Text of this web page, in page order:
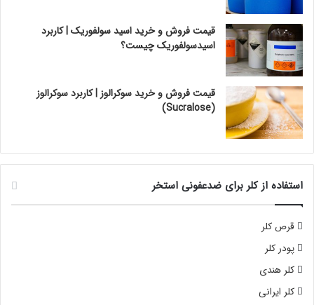
قیمت فروش و خرید اسید سولفوریک | کاربرد
اسیدسولفوریک چیست؟
قیمت فروش و خرید سوکرالوز | کاربرد سوکرالوز
(Sucralose)
استفاده از کلر برای ضدعفونی استخر
قرص کلر
پودر کلر
کلر هندی
کلر ایرانی